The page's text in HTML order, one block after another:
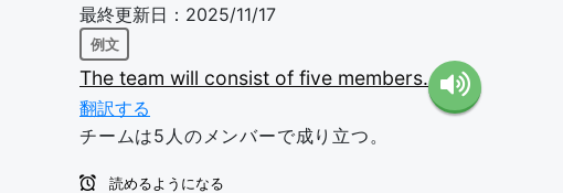
最終更新日：2025/11/17
例文
The team will consist of five members.
翻訳する
チームは5人のメンバーで成り立つ。
読めるようになる